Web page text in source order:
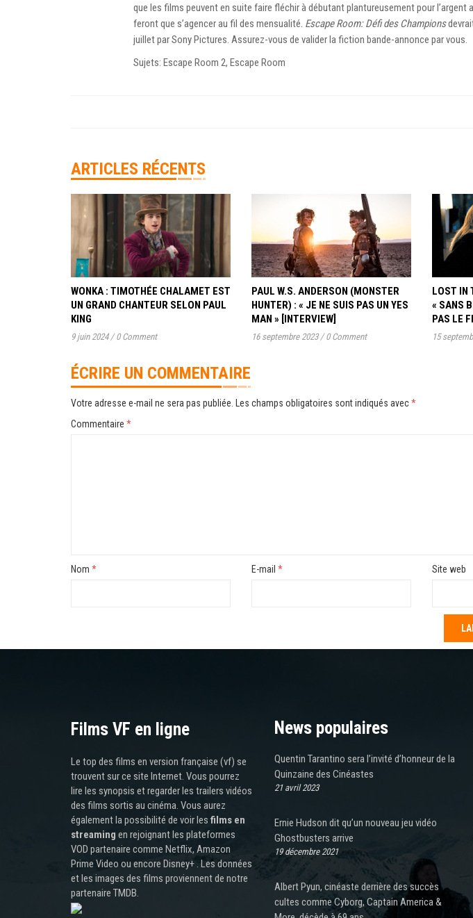
que les films peuvent en suite faire fléchir à débutant plantureusement pour l’argent
feront que s’agencer au fil des mensualité. Escape Room: Défi des Champions
juillet par Sony Pictures. Assurez-vous de valider la fiction bande-annonce par vous.
Sujets: Escape Room 2, Escape Room
ARTICLES RÉCENTS
WONKA : TIMOTHÉE CHALAMET EST
UN GRAND CHANTEUR SELON PAUL
KING
9 juin 2024 / 0 Comment
PAUL W.S. ANDERSON (MONSTER
HUNTER) : « JE NE SUIS PAS UN YES
MAN » [INTERVIEW]
16 septembre 2023 / 0 Comment
LOST IN
« SANS
PAS LE
15
ÉCRIRE UN COMMENTAIRE
Votre adresse e-mail ne sera pas publiée. Les champs obligatoires sont indiqués avec*
Commentaire *
Nom * E-mail * Site web
Films VF en ligne
Le top des films en version française (vf) se
trouvent sur ce site Internet. Vous pourrez
lire les synopsis et regarder les trailers vidéos
des films sortis au cinéma. Vous aurez
également la possibilité de voir les films en
streaming en rejoignant les plateformes
VOD partenaire comme Netflix, Amazon
Prime Video ou encore Disney+ . Les données
et les images des films proviennent de notre
partenaire TMDB.
News populaires
Quentin Tarantino sera l’invité d’honneur de la
Quinzaine des Cinéastes
21 avril 2023
Ernie Hudson dit qu’un nouveau jeu vidéo
Ghostbusters arrive
19 décembre 2021
Albert Pyun, cinéaste derrière des succès
cultes comme Cyborg, Captain America &